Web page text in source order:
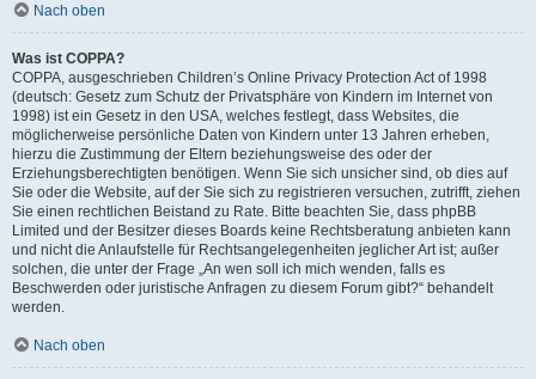
Nach oben
Was ist COPPA?
COPPA, ausgeschrieben Children’s Online Privacy Protection Act of 1998
(deutsch: Gesetz zum Schutz der Privatsphäre von Kindern im Internet von
1998) ist ein Gesetz in den USA, welches festlegt, dass Websites, die
möglicherweise persönliche Daten von Kindern unter 13 Jahren erheben,
hierzu die Zustimmung der Eltern beziehungsweise des oder der
Erziehungsberechtigten benötigen. Wenn Sie sich unsicher sind, ob dies auf
Sie oder die Website, auf der Sie sich zu registrieren versuchen, zutrifft, ziehen
Sie einen rechtlichen Beistand zu Rate. Bitte beachten Sie, dass phpBB
Limited und der Besitzer dieses Boards keine Rechtsberatung anbieten kann
und nicht die Anlaufstelle für Rechtsangelegenheiten jeglicher Art ist; außer
solchen, die unter der Frage „An wen soll ich mich wenden, falls es
Beschwerden oder juristische Anfragen zu diesem Forum gibt?“ behandelt
werden.
Nach oben